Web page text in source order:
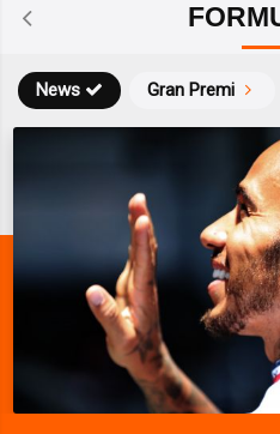
News Gran Premi